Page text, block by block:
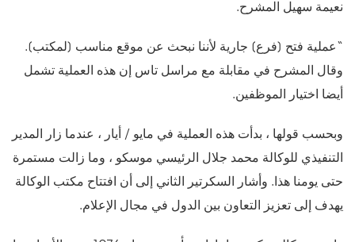
نعيمة سهيل المشرح.
“عملية فتح [فرع] جارية لأننا نبحث عن موقع مناسب [لمكتب].
وقال المشرح في مقابلة مع مراسل تاس إن هذه العملية تشمل
أيضا اختيار الموظفين.
وبحسب قولها ، بدأت هذه العملية في مايو / أيار ، عندما زار المدير
التنفيذي للوكالة محمد جلال الرئيسي موسكو ، وما زالت مستمرة
حتى يومنا هذا. وأشار السكرتير الثاني إلى أن افتتاح مكتب الوكالة
يهدف إلى تعزيز التعاون بين الدول في مجال الإعلام.